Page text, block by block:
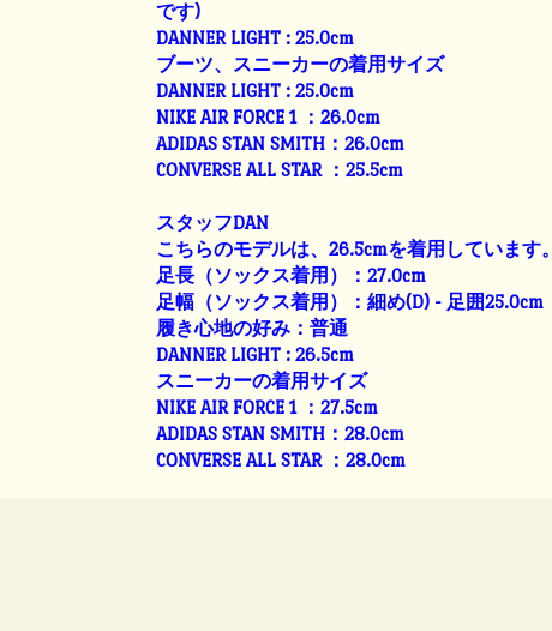
です)
DANNER LIGHT : 25.0cm
ブーツ、スニーカーの着用サイズ
DANNER LIGHT : 25.0cm
NIKE AIR FORCE 1 ：26.0cm
ADIDAS STAN SMITH：26.0cm
CONVERSE ALL STAR ：25.5cm
スタッフDAN
こちらのモデルは、26.5cmを着用しています。
足長（ソックス着用）：27.0cm
足幅（ソックス着用）：細め(D) - 足囲25.0cm
履き心地の好み：普通
DANNER LIGHT : 26.5cm
スニーカーの着用サイズ
NIKE AIR FORCE 1 ：27.5cm
ADIDAS STAN SMITH：28.0cm
CONVERSE ALL STAR ：28.0cm